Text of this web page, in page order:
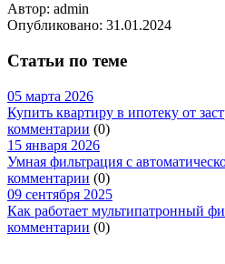
Автор: admin
Опубликовано: 31.01.2024
Статьи по теме
05 марта 2026
Купить квартиру в ипотеку от
комментарии (0)
15 января 2026
Умная фильтрация с
комментарии (0)
09 сентября 2025
Как работает мультипатронный
комментарии (0)